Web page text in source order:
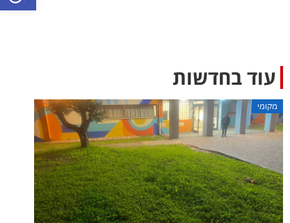
עוד בחדשות
מקומי